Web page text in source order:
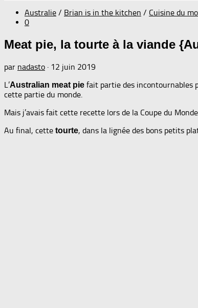
Australie / Brian is in the kitchen / Cuisine du
0
Meat pie, la tourte à la viande
par nadasto · 12 juin 2019
L’Australian meat pie fait partie des incontournables
cette partie du monde.
Mais j’avais fait cette recette lors de la Coupe du
Au final, cette tourte, dans la lignée des bons petits